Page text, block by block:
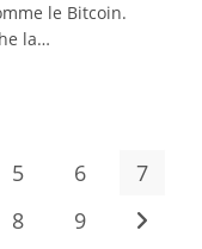
le Bitcoin.
la…
5 6
7
8
9 Aller à